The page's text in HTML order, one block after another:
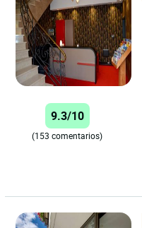
9.3/10
(153 comentarios)